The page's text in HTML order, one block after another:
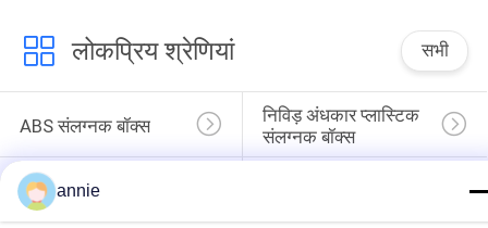
लोकप्रिय श्रेणियां सभी
ABS संलग्नक बॉक्स
निविड़ अंधकार प्लास्टिक
संलग्नक बॉक्स
प्लास्टिक इलेक्ट्रिकल
जंक्शन बॉक्स
annie